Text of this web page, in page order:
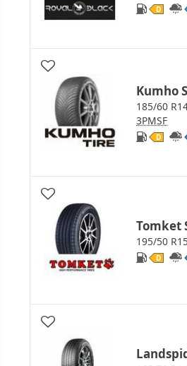
D
Kumho
185/60
3PMSF
D
Tomket
195/50
D